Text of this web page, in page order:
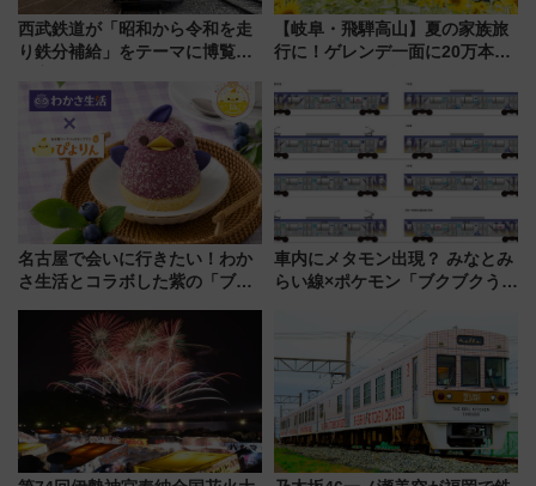
西武鉄道が「昭和から令和を走
り鉄分補給」をテーマに博覧会
14日から 新車両「トキイロ」体
験ブースも アクセスや申込方法
を解説
【岐阜・飛騨高山】夏の家族旅
行に！ゲレンデ一面に20万本の
アひまわり園」開園
名古屋で会いに行きたい！わか
さ生活とコラボした紫の「ブル
車内にメタモン出現？ みなとみ
らい線×ポケモン「ブクブクうみ
行開始に！ この夏は直通列車で